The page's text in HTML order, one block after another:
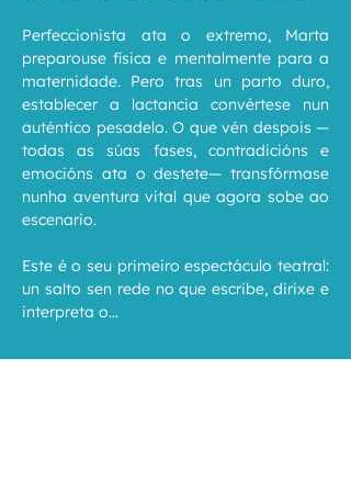
Perfeccionista ata o extremo, Marta
preparouse física e mentalmente para a
maternidade. Pero tras un parto duro,
establecer a lactancia convértese nun
auténtico pesadelo. O que vén despois —
todas as súas fases, contradicións e
emocións ata o destete— transfórmase
nunha aventura vital que agora sobe ao
escenario.
Este é o seu primeiro espectáculo teatral:
un salto sen rede no que escribe, dirixe e
interpreta o…